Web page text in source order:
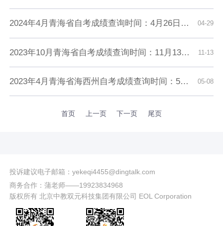
04-29
2024年4月青海省自考成绩查询时间：4月26日9时起
11-13
2023年10月青海省自考成绩查询时间：11月13日9时起
05-08
2023年4月青海省海西州自考成绩查询时间：5月8日9时起
首页 上一页 下一页 尾页
投诉建议电子邮箱：yekeqi4455@dingtalk.com
商务合作：蒲老师——19923834968
版权所有 北京中教双元科技集团有限公司 EOL Corporation